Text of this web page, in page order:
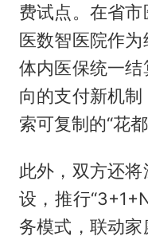
费试点。在省
医数智医院作
体内医保统一
向的支付新机
索可复制的“花都
此外，双方还
设，推行
务模式，联动